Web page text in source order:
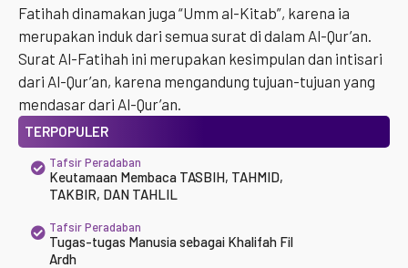
Fatihah dinamakan juga “Umm al-Kitab”, karena ia
merupakan induk dari semua surat di dalam Al-Qur’an.
Surat Al-Fatihah ini merupakan kesimpulan dan intisari
dari Al-Qur’an, karena mengandung tujuan-tujuan yang
mendasar dari Al-Qur’an.
TERPOPULER
Tafsir Peradaban
Keutamaan Membaca TASBIH, TAHMID,
TAKBIR, DAN TAHLIL
Tafsir Peradaban
Tugas-tugas Manusia sebagai Khalifah Fil
Ardh